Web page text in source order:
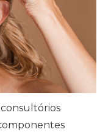
consultórios